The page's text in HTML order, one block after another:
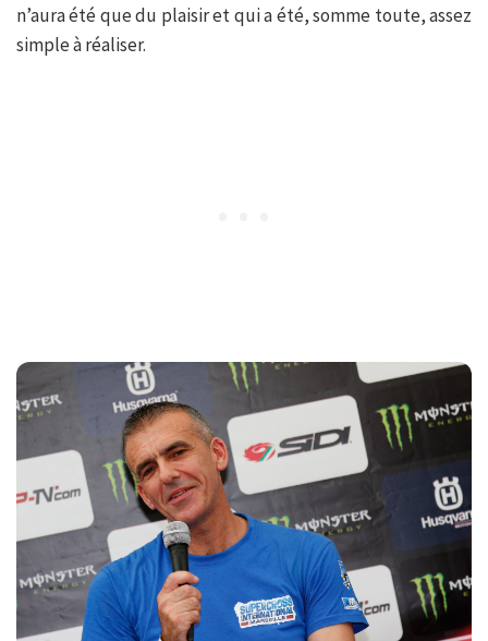
n’aura été que du plaisir et qui a été, somme toute, assez
simple à réaliser.